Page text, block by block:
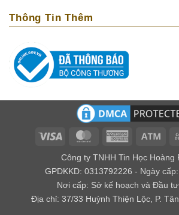
Thông Tin Thêm
Visa MasterCardAmerican
Atm
Công ty TNHH Tin Học Hoàng
GPDKKD: 0313792226 - Ngày
Nơi cấp: Sở kế hoạch và Đầu tư
Địa chỉ: 37/33 Huỳnh Thiện Lộc, P. Tân